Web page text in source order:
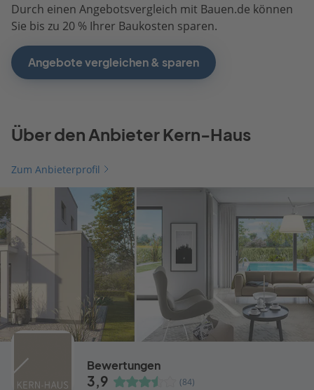
Durch einen Angebotsvergleich mit Bauen.de können
Sie bis zu 20 % Ihrer Baukosten sparen.
Angebote vergleichen & sparen
Über den Anbieter Kern-Haus
Zum Anbieterprofil
Bewertungen
3,9 (84)